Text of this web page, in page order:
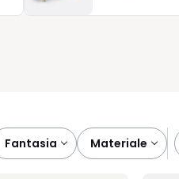
fantasia materiale